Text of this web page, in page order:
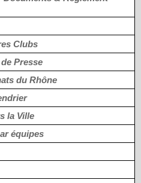
Clubs
Presse
du Rhône
la Ville
équipes